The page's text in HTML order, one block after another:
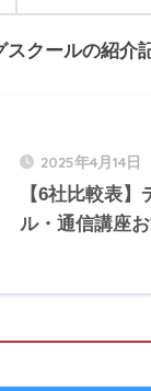
クールの紹介
2025年4月14日
【6社比較表
ル・通信講座